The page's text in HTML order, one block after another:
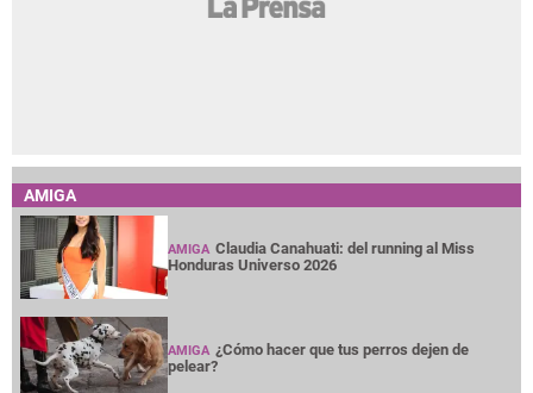
AMIGA
AMIGA Claudia Canahuati: del running al Miss
Honduras Universo 2026
AMIGA ¿Cómo hacer que tus perros dejen de
pelear?